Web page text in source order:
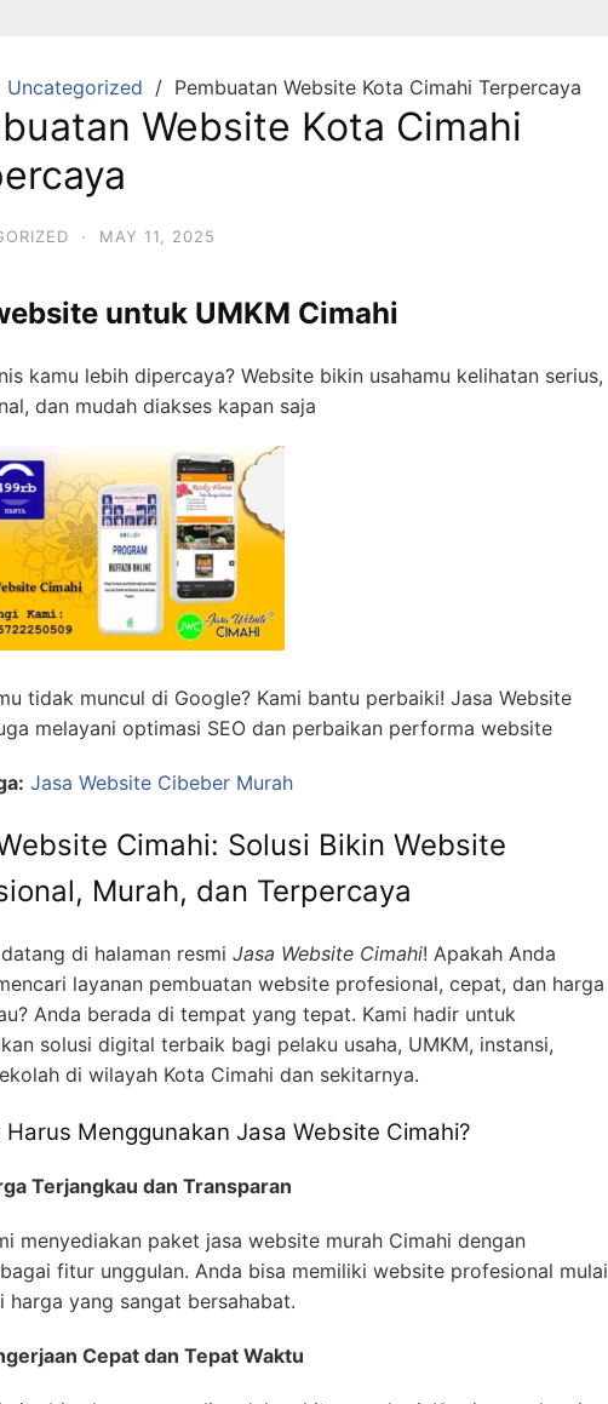
Uncategorized Pembuatan Website Kota Cimahi Terpercaya
Website Kota Cimahi
· MAY 11, 2025
untuk UMKM Cimahi
kamu lebih dipercaya? Website bikin usahamu kelihatan serius,
dan mudah diakses kapan saja
tidak muncul di Google? Kami bantu perbaiki! Jasa Website
melayani optimasi SEO dan perbaikan performa website
Jasa Website Cibeber Murah
Cimahi: Solusi Bikin Website
Murah, dan Terpercaya
di halaman resmi Jasa Website Cimahi! Apakah Anda
layanan pembuatan website profesional, cepat, dan harga
Anda berada di tempat yang tepat. Kami hadir untuk
solusi digital terbaik bagi pelaku usaha, UMKM, instansi,
di wilayah Kota Cimahi dan sekitarnya.
Harus Menggunakan Jasa Website Cimahi?
Terjangkau dan Transparan
menyediakan paket jasa website murah Cimahi dengan
fitur unggulan. Anda bisa memiliki website profesional mulai
harga yang sangat bersahabat.
Cepat dan Tepat Waktu